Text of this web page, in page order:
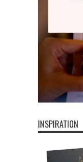
INSPIRATION